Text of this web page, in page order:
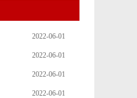
2022-06-01
2022-06-01
2022-06-01
2022-06-01